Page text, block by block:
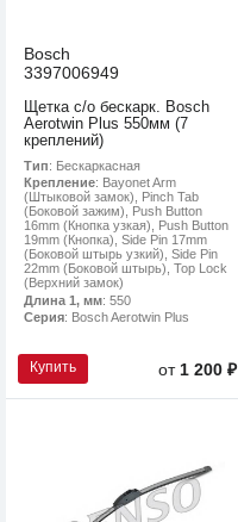
Bosch
3397006949
Щетка с/о бескарк. Bosch
Aerotwin Plus 550мм (7
креплений)
Тип: Бескаркасная
Крепление: Bayonet Arm
(Штыковой замок), Pinch Tab
(Боковой зажим), Push Button
16mm (Кнопка узкая), Push Button
19mm (Кнопка), Side Pin 17mm
(Боковой штырь узкий), Side Pin
22mm (Боковой штырь), Top Lock
(Верхний замок)
Длина 1, мм: 550
Серия: Bosch Aerotwin Plus
Купить от1 200 ₽